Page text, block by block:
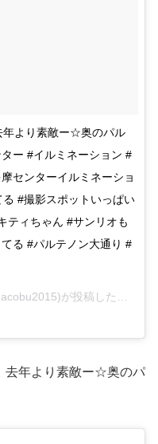
年より素敵ー☆奥のパル
ー #イルミネーション #
センターイルミネーショ
#撮影スポットいっぱい
ティちゃん #サンリオも
る #パルテノン大通り #
去年より素敵ー☆奥のパ